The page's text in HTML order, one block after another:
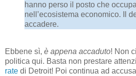
hanno perso il posto che
nell’ecosistema economico. Il
accadere.
Ebbene sì, è appena accaduto! Non
politica qui. Basta non prestare
rate di Detroit! Poi continua ad